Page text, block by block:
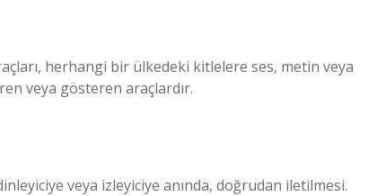
herhangi bir ülkedeki kitlelere ses, metin veya
veya gösteren araçlardır.
veya izleyiciye anında, doğrudan iletilmesi.